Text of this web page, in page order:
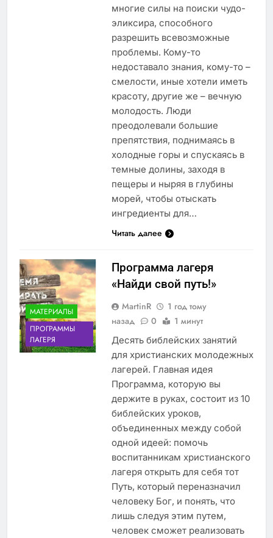
многие силы на поиски чудо-
эликсира, способного
разрешить всевозможные
проблемы. Кому-то
недоставало знания, кому-то –
смелости, иные хотели иметь
красоту, другие же – вечную
молодость. Люди
преодолевали большие
препятствия, поднимаясь в
холодные горы и спускаясь в
темные долины, заходя в
пещеры и ныряя в глубины
морей, чтобы отыскать
ингредиенты для…
Читать далее
МАТЕРИАЛЫ
ПРОГРАММЫ
ЛАГЕРЯ
Программа лагеря
«Найди свой путь!»
MartinR
1 год тому
назад
0 1 минут
Десять библейских занятий
для христианских молодежных
лагерей. Главная идея
Программа, которую вы
держите в руках, состоит из 10
библейских уроков,
объединенных между собой
одной идеей: помочь
воспитанникам христианского
лагеря открыть для себя тот
Путь, который переназначил
человеку Бог, и понять, что
лишь следуя этим путем,
человек сможет реализовать